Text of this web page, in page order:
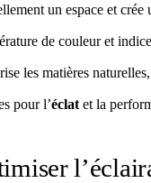
un espace et crée
de couleur et
les matières
pour l’éclat et la